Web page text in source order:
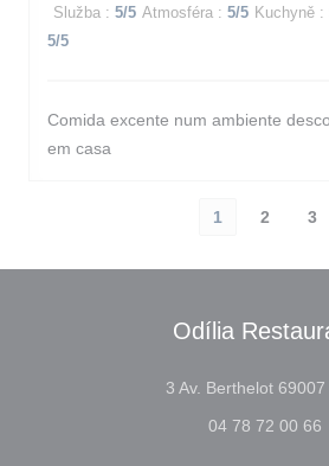
Služba : 5/5 Atmosféra : 5/5 Kuchyně :
5/5
Comida excente num ambiente
em casa
1 2 3
Odília
3 Av. Berthelot 69007
04 78 72 00 66